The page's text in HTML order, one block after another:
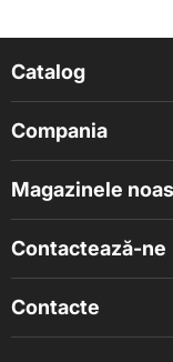
Catalog
Compania
Magazinele
Contactează-ne
Contacte